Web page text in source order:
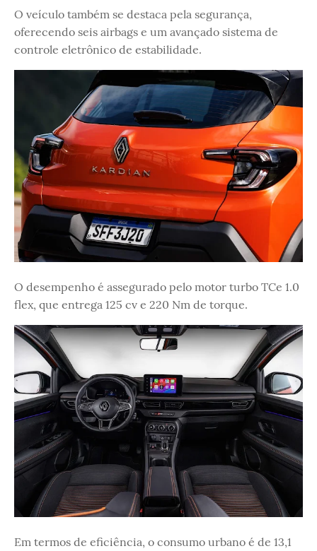
O veículo também se destaca pela segurança,
oferecendo seis airbags e um avançado sistema de
controle eletrônico de estabilidade.
O desempenho é assegurado pelo motor turbo TCe 1.0
flex, que entrega 125 cv e 220 Nm de torque.
Em termos de eficiência, o consumo urbano é de 13,1